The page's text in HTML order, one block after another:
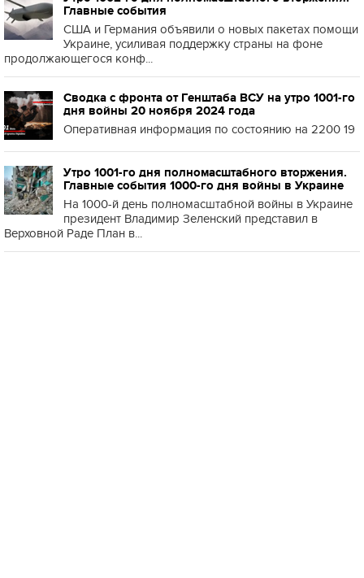
Главные события
США и Германия объявили о новых пакетах помощи
Украине, усиливая поддержку страны на фоне
продолжающегося конф...
Сводка с фронта от Генштаба ВСУ на утро 1001-го
дня войны 20 ноября 2024 года
Оперативная информация по состоянию на 2200 19
Утро 1001-го дня полномасштабного вторжения.
Главные события 1000-го дня войны в Украине
На 1000-й день полномасштабной войны в Украине
президент Владимир Зеленский представил в
Верховной Раде План в...